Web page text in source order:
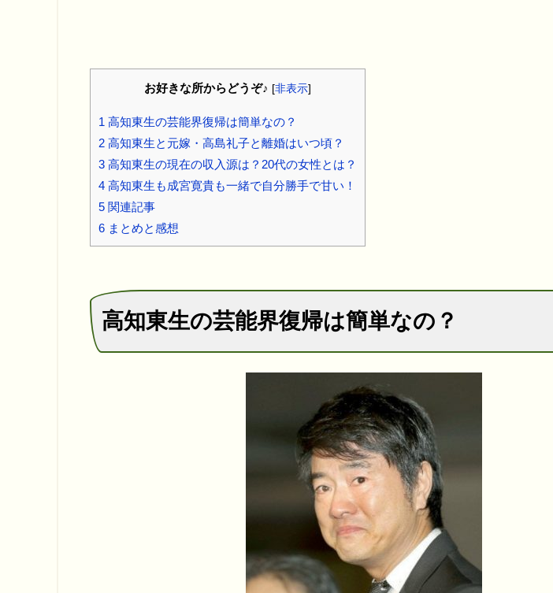
お好きな所からどうぞ♪ [非表示]
1 高知東生の芸能界復帰は簡単なの？
2 高知東生と元嫁・高島礼子と離婚はいつ頃？
3 高知東生の現在の収入源は？20代の女性とは？
4 高知東生も成宮寛貴も一緒で自分勝手で甘い！
5 関連記事
6 まとめと感想
高知東生の芸能界復帰は簡単なの？